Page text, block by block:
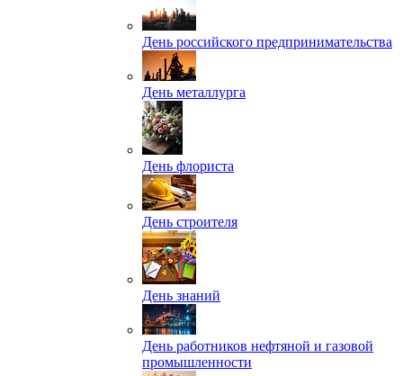
День российского предпринимательства
День металлурга
День флориста
День строителя
День знаний
День работников нефтяной и газовой
промышленности